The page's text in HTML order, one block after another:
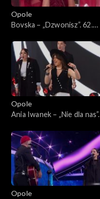
Opole
Bovska – „Dzwonisz”. 62.
Opole
Ania Iwanek – „Nie dla nas”.
„Premiery”
Opole